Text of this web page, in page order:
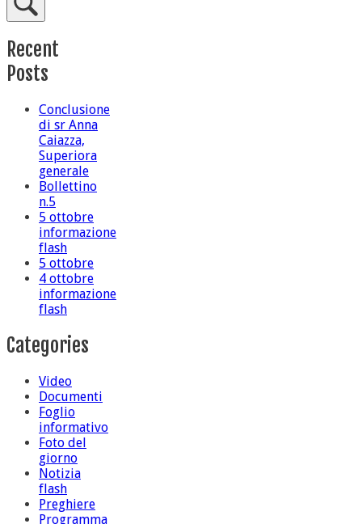
Recent
Posts
Conclusione
di sr Anna
Caiazza,
Superiora
generale
Bollettino
n.5
5 ottobre
informazione
flash
5 ottobre
4 ottobre
informazione
flash
Categories
Video
Documenti
Foglio
informativo
Foto del
giorno
Notizia
flash
Preghiere
Programma